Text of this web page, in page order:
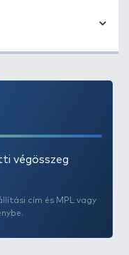
végösszeg
cím és MPL vagy